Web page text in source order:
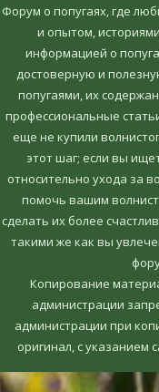
Форум о попугаях, где
и опытом,
информацией о
достоверную и
попугаями, их
профессиональные
еще не купили
этот шаг; если вы
относительно ухода за
помочь вашим
сделать их более
такими же как вы
Копирование
администрации
администрации при
оригинал, c указанием